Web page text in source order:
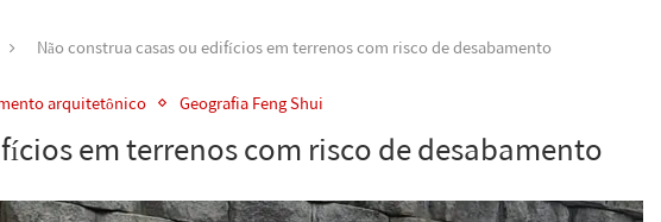
Não construa casas ou edifícios em terrenos com risco de desabamento
arquitetônico Geografia Feng Shui
em terrenos com risco de desabamento